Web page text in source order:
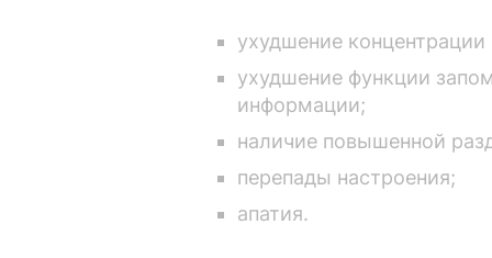
ухудшение
ухудшение функции
информации;
наличие повышенной
перепады настроения;
апатия.